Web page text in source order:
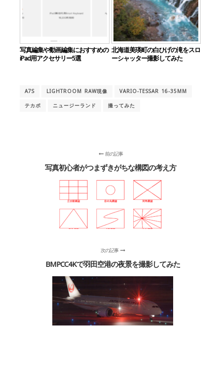
写真編集や動画編集におすすめの
iPad用アクセサリー5選
北海道美瑛町の白ひげの滝をスロ
ーシャッター撮影してみた
A7S LIGHTROOM RAW現像 VARIO-TESSAR 16-35MM
テカポ ニュージーランド 撮ってみた
前の記事
写真初心者がつまずきがちな構図の考え方
次の記事
BMPCC4Kで羽田空港の夜景を撮影してみた